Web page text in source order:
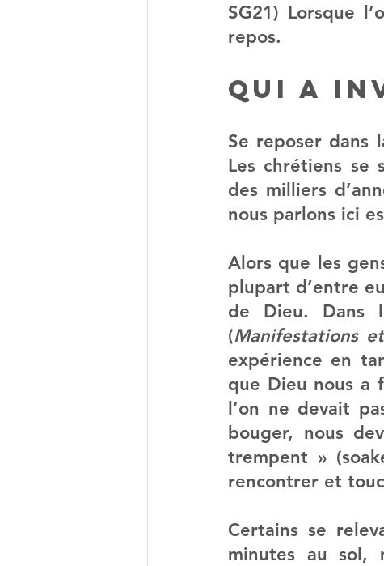
SG21) Lorsque
repos.
Qui a
Se reposer dans
Les chrétiens se
des milliers
nous parlons ici
Alors que les
plupart d’entre
de Dieu. Dans
(Manifestations
expérience en
que Dieu nous a
l’on ne devait
bouger, nous
trempent »
rencontrer et
Certains se
minutes au sol,